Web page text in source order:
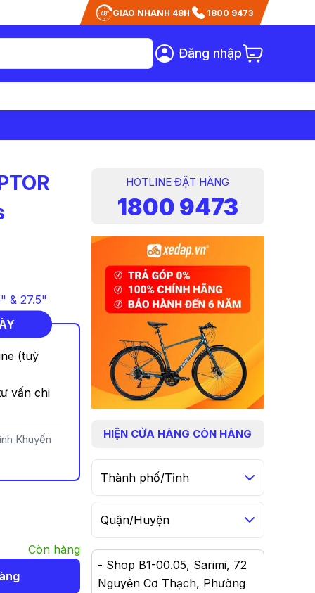
GIAO NHANH 48H 1800 9473
Đăng nhập
& 27.5"
(tuỳ
vấn chi
Khuyến
Còn hàng
HOTLINE ĐẶT HÀNG
1800 9473
HIỆN CỬA HÀNG CÒN HÀNG
Thành phố/Tỉnh
Quận/Huyện
- Shop B1-00.05, Sarimi, 72
Nguyễn Cơ Thạch, Phường